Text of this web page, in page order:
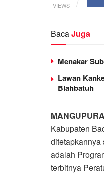
VIEWS
BacaJuga
Menakar
Lawan
Blahbatuh
Kabupaten
ditetapkannya
adalah
terbitnya